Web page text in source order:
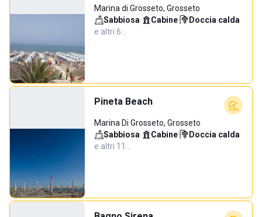
Marina di Grosseto, Grosseto
Sabbiosa· Cabine· Doccia calda·
e altri 6…
Pineta Beach
Marina Di Grosseto, Grosseto
Sabbiosa· Cabine· Doccia calda·
e altri 11…